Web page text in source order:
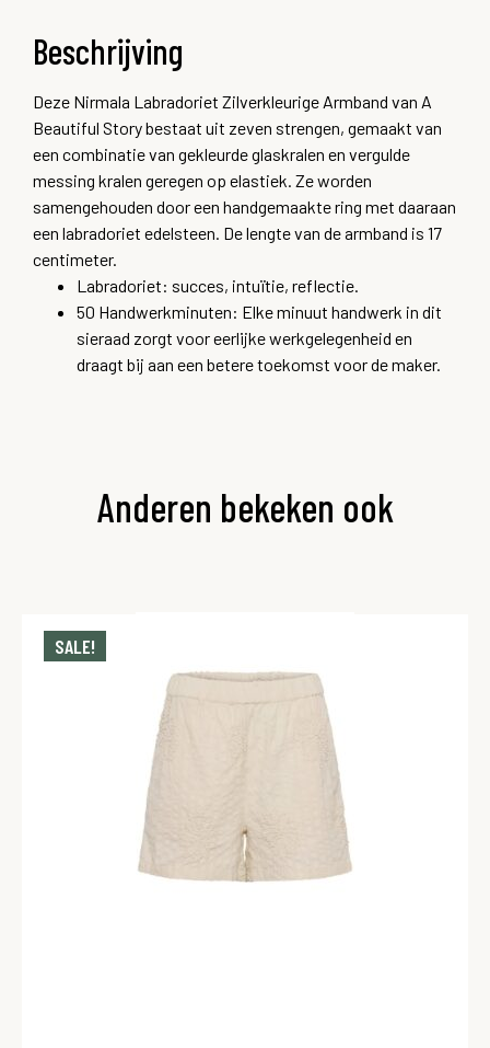
Beschrijving
Deze Nirmala Labradoriet Zilverkleurige Armband van A
Beautiful Story bestaat uit zeven strengen, gemaakt van
een combinatie van gekleurde glaskralen en vergulde
messing kralen geregen op elastiek. Ze worden
samengehouden door een handgemaakte ring met daaraan
een labradoriet edelsteen. De lengte van de armband is 17
centimeter.
Labradoriet: succes, intuïtie, reflectie.
50 Handwerkminuten: Elke minuut handwerk in dit
sieraad zorgt voor eerlijke werkgelegenheid en
draagt bij aan een betere toekomst voor de maker.
Anderen bekeken ook
SALE!